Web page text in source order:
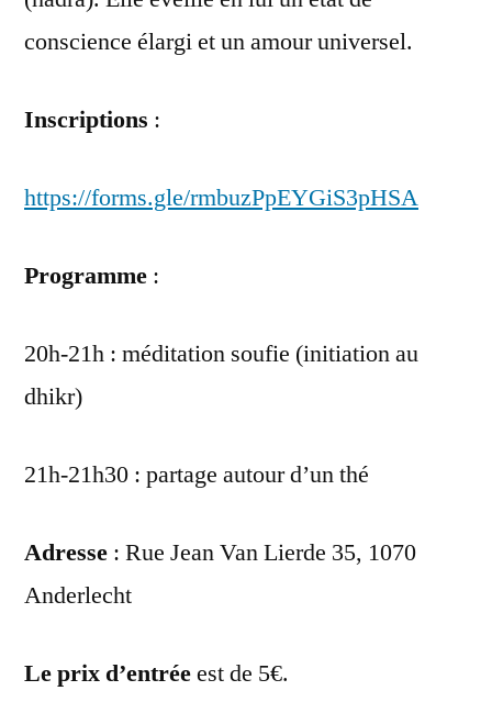
conscience élargi et un amour universel.
Inscriptions :
https://forms.gle/rmbuzPpEYGiS3pHSA
Programme :
20h-21h : méditation soufie (initiation au
dhikr)
21h-21h30 : partage autour d’un thé
Adresse : Rue Jean Van Lierde 35, 1070
Anderlecht
Le prix d’entréeest de 5€.